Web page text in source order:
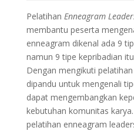
Pelatihan Enneagram
membantu peserta
enneagram dikenal ada 9
namun 9 tipe kepribadian
Dengan mengikuti
dipandu untuk mengenali
dapat mengembangkan
kebutuhan komunitas
pelatihan enneagram